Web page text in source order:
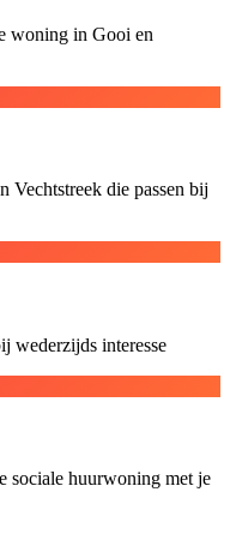
woning in Gooi en
die passen bij
wederzijds interesse
sociale huurwoning met je